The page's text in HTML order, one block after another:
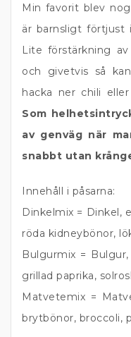
Min favorit blev
är barnsligt förtjust
Lite förstärkning
och givetvis så
hacka ner chili
Som
av genväg när
snabbt utan
Innehåll i påsarna:
Dinkelmix = Dinkel,
röda kidneybönor,
Bulgurmix =
grillad paprika,
Matvetemix =
brytbönor, broccoli,